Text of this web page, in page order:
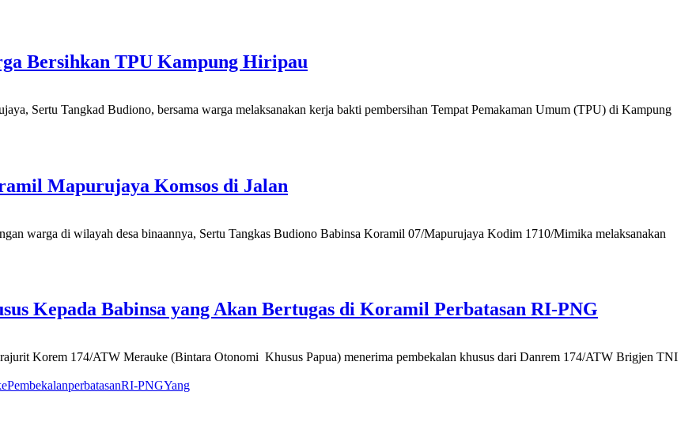
Bersihkan TPU Kampung Hiripau
Sertu Tangkad Budiono, bersama warga melaksanakan kerja bakti pembersihan Tempat Pemakaman Umum (TPU) di Kampung
Mapurujaya Komsos di Jalan
warga di wilayah desa binaannya, Sertu Tangkas Budiono Babinsa Koramil 07/Mapurujaya Kodim 1710/Mimika melaksanakan
Kepada Babinsa yang Akan Bertugas di Koramil Perbatasan RI-PNG
Korem 174/ATW Merauke (Bintara Otonomi Khusus Papua) menerima pembekalan khusus dari Danrem 174/ATW Brigjen TNI
PembekalanperbatasanRI-PNGYang